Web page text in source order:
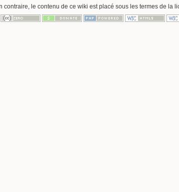
contraire, le contenu de ce wiki est placé sous les termes de la